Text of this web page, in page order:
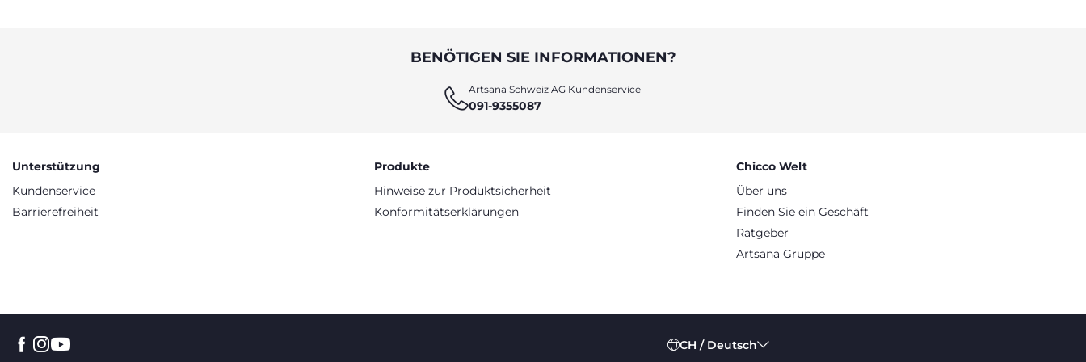
BENÖTIGEN SIE INFORMATIONEN?
Artsana Schweiz AG Kundenservice
091-9355087
Unterstützung
Kundenservice
Barrierefreiheit
Produkte
Hinweise zur Produktsicherheit
Konformitätserklärungen
Chicco Welt
Über uns
Finden Sie ein Geschäft
Ratgeber
Artsana Gruppe
CH / Deutsch